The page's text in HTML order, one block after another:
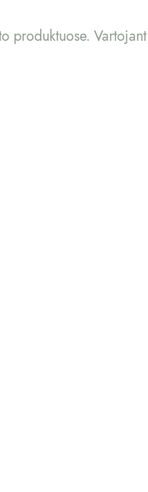
produktuose.